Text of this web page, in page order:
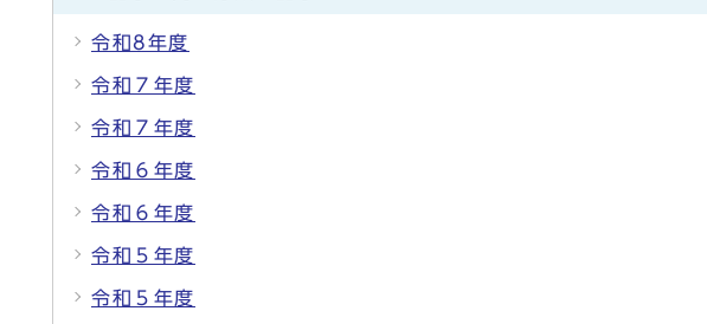
令和8年度
令和７年度
令和７年度
令和６年度
令和６年度
令和５年度
令和５年度